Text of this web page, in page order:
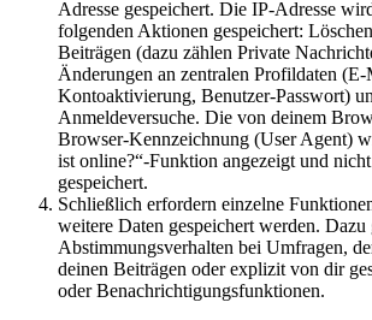
Adresse gespeichert. Die IP-Adresse
folgenden Aktionen gespeichert:
Beiträgen (dazu zählen Private
Änderungen an zentralen Profildaten
Kontoaktivierung, Benutzer-Passwort)
Anmeldeversuche. Die von deinem
Browser-Kennzeichnung (User Agent)
ist online?“-Funktion angezeigt und
gespeichert.
Schließlich erfordern einzelne
weitere Daten gespeichert werden. Dazu
Abstimmungsverhalten bei Umfragen,
deinen Beiträgen oder explizit von dir
oder Benachrichtigungsfunktionen.